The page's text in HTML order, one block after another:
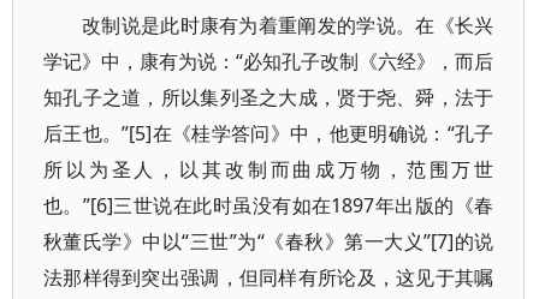
改制说是此时康有为着重阐发的学说。在《长兴
学记》中，康有为说：“必知孔子改制《六经》，而后
知孔子之道，所以集列圣之大成，贤于尧、舜，法于
后王也。”[5]在《桂学答问》中，他更明确说：“孔子
所以为圣人，以其改制而曲成万物，范围万世
也。”[6]三世说在此时虽没有如在1897年出版的《春
秋董氏学》中以“三世”为“《春秋》第一大义”[7]的说
法那样得到突出强调，但同样有所论及，这见于其嘱